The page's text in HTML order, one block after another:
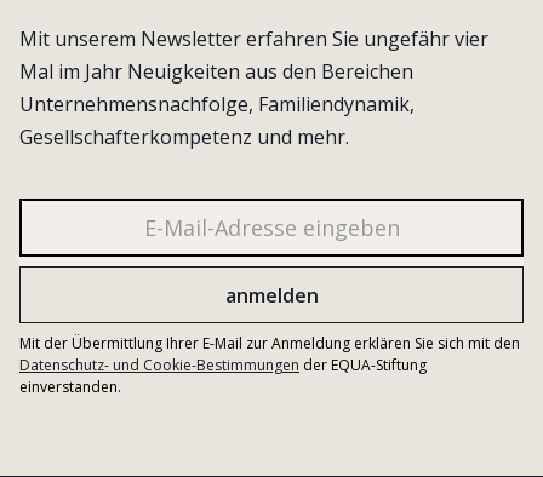
Mit unserem Newsletter erfahren Sie ungefähr vier
Mal im Jahr Neuigkeiten aus den Bereichen
Unternehmensnachfolge, Familiendynamik,
Gesellschafterkompetenz und mehr.
Mit der Übermittlung Ihrer E-Mail zur Anmeldung erklären Sie sich mit den
Datenschutz- und Cookie-Bestimmungen der EQUA-Stiftung
einverstanden.